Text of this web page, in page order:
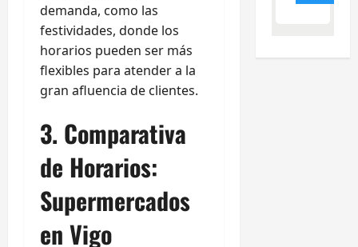
demanda, como las
festividades, donde los
horarios pueden ser más
flexibles para atender a la
gran afluencia de clientes.
3. Comparativa
de Horarios:
Supermercados
en Vigo